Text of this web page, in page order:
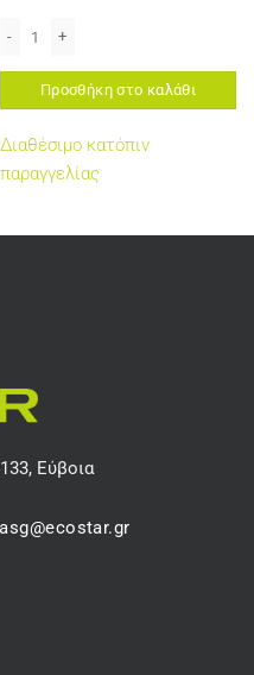
Προσθήκη στο καλάθι
Διαθέσιμο κατόπιν
παραγγελίας
Εύβοια